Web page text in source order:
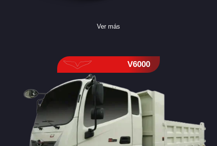
Ver más
V6000